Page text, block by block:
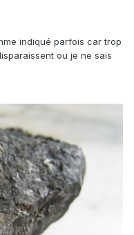
indiqué parfois car trop
ou je ne sais